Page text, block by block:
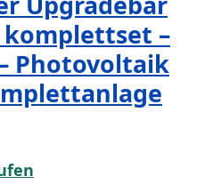
komplettset –
Photovoltaik